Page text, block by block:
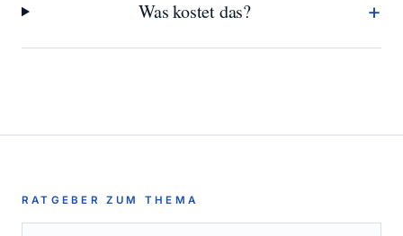
Was kostet das? +
RATGEBER ZUM THEMA